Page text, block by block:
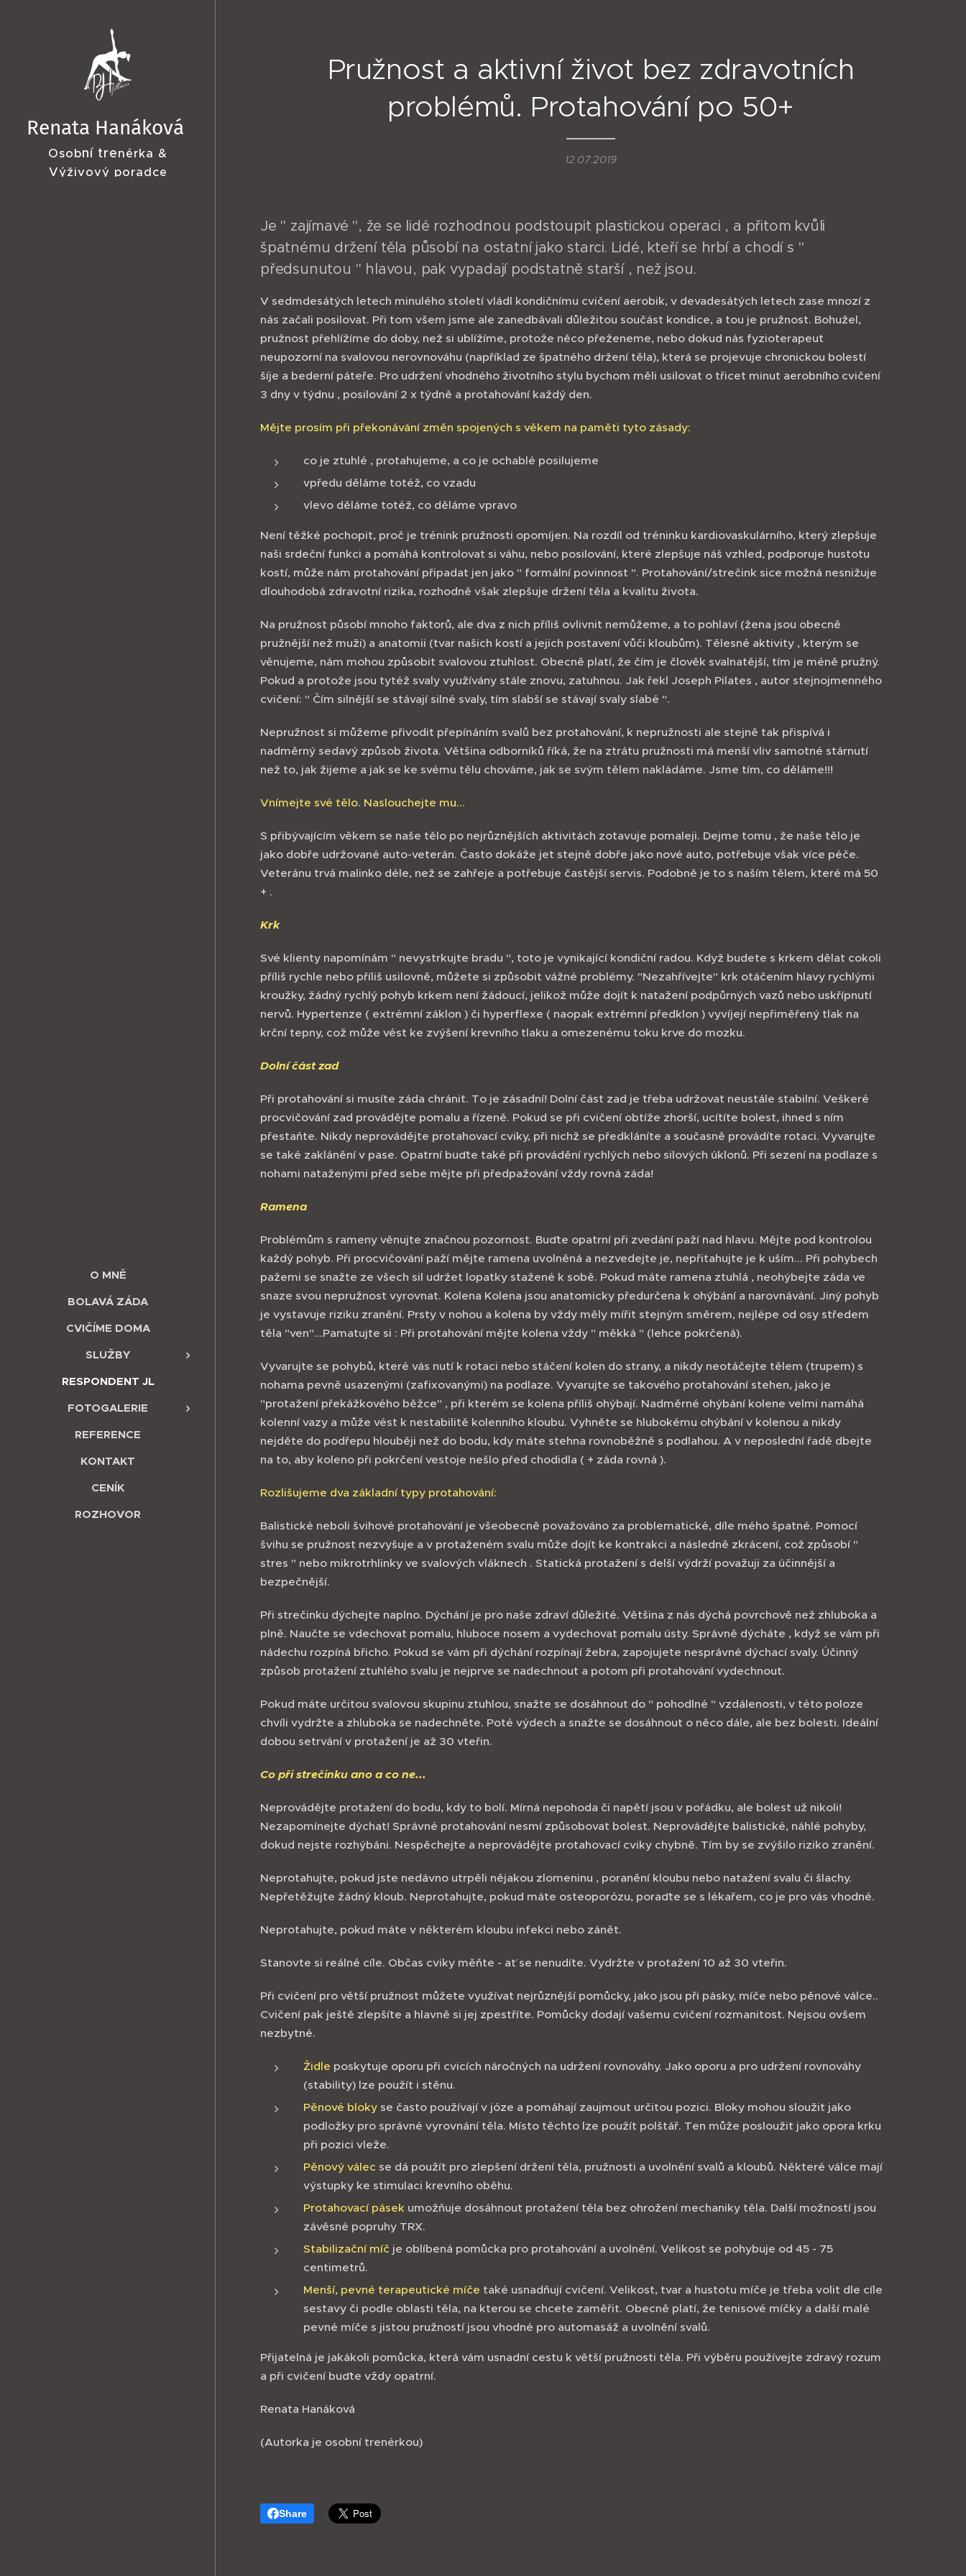
Renata Hanáková
Osobní trenérka &
Výživový poradce
O MNĚ
BOLAVÁ ZÁDA
CVIČÍME DOMA
SLUŽBY
RESPONDENT JL
FOTOGALERIE
REFERENCE
KONTAKT
CENÍK
ROZHOVOR
Pružnost a aktivní život bez zdravotních
problémů. Protahování po 50+
12.07.2019
Je " zajímavé ", že se lidé rozhodnou podstoupit plastickou operaci , a přitom kvůli
špatnému držení těla působí na ostatní jako starci. Lidé, kteří se hrbí a chodí s "
předsunutou " hlavou, pak vypadají podstatně starší , než jsou.
V sedmdesátých letech minulého století vládl kondičnímu cvičení aerobik, v devadesátých letech zase mnozí z
nás začali posilovat. Při tom všem jsme ale zanedbávali důležitou součást kondice, a tou je pružnost. Bohužel,
pružnost přehlížíme do doby, než si ublížíme, protože něco přeženeme, nebo dokud nás fyzioterapeut
neupozorní na svalovou nerovnováhu (například ze špatného držení těla), která se projevuje chronickou bolestí
šíje a bederní páteře. Pro udržení vhodného životního stylu bychom měli usilovat o třicet minut aerobního cvičení
3 dny v týdnu , posilování 2 x týdně a protahování každý den.
Mějte prosím při překonávání změn spojených s věkem na paměti tyto zásady:
co je ztuhlé , protahujeme, a co je ochablé posilujeme
vpředu děláme totéž, co vzadu
vlevo děláme totéž, co děláme vpravo
Není těžké pochopit, proč je trénink pružnosti opomíjen. Na rozdíl od tréninku kardiovaskulárního, který zlepšuje
naši srdeční funkci a pomáhá kontrolovat si váhu, nebo posilování, které zlepšuje náš vzhled, podporuje hustotu
kostí, může nám protahování připadat jen jako " formální povinnost ". Protahování/strečink sice možná nesnižuje
dlouhodobá zdravotní rizika, rozhodně však zlepšuje držení těla a kvalitu života.
Na pružnost působí mnoho faktorů, ale dva z nich příliš ovlivnit nemůžeme, a to pohlaví (žena jsou obecně
pružnější než muži) a anatomii (tvar našich kostí a jejich postavení vůči kloubům). Tělesné aktivity , kterým se
věnujeme, nám mohou způsobit svalovou ztuhlost. Obecně platí, že čím je člověk svalnatější, tím je méně pružný.
Pokud a protože jsou tytéž svaly využívány stále znovu, zatuhnou. Jak řekl Joseph Pilates , autor stejnojmenného
cvičení: " Čím silnější se stávají silné svaly, tím slabší se stávají svaly slabé ".
Nepružnost si můžeme přivodit přepínáním svalů bez protahování, k nepružnosti ale stejně tak přispívá i
nadměrný sedavý způsob života. Většina odborníků říká, že na ztrátu pružnosti má menší vliv samotné stárnutí
než to, jak žijeme a jak se ke svému tělu chováme, jak se svým tělem nakládáme. Jsme tím, co děláme!!!
Vnímejte své tělo. Naslouchejte mu...
S přibývajícím věkem se naše tělo po nejrůznějších aktivitách zotavuje pomaleji. Dejme tomu , že naše tělo je
jako dobře udržované auto-veterán. Často dokáže jet stejně dobře jako nové auto, potřebuje však více péče.
Veteránu trvá malinko déle, než se zahřeje a potřebuje častější servis. Podobně je to s naším tělem, které má 50
+ .
Krk
Své klienty napomínám " nevystrkujte bradu ", toto je vynikající kondiční radou. Když budete s krkem dělat cokoli
příliš rychle nebo příliš usilovně, můžete si způsobit vážné problémy. "Nezahřívejte" krk otáčením hlavy rychlými
kroužky, žádný rychlý pohyb krkem není žádoucí, jelikož může dojít k natažení podpůrných vazů nebo uskřípnutí
nervů. Hypertenze ( extrémní záklon ) či hyperflexe ( naopak extrémní předklon ) vyvíjejí nepřiměřený tlak na
krční tepny, což může vést ke zvýšení krevního tlaku a omezenému toku krve do mozku.
Dolní část zad
Při protahování si musíte záda chránit. To je zásadní! Dolní část zad je třeba udržovat neustále stabilní. Veškeré
procvičování zad provádějte pomalu a řízeně. Pokud se při cvičení obtíže zhorší, ucítíte bolest, ihned s ním
přestaňte. Nikdy neprovádějte protahovací cviky, při nichž se předkláníte a současně provádíte rotaci. Vyvarujte
se také zaklánění v pase. Opatrní buďte také při provádění rychlých nebo silových úklonů. Při sezení na podlaze s
nohami nataženými před sebe mějte při předpažování vždy rovná záda!
Ramena
Problémům s rameny věnujte značnou pozornost. Buďte opatrní při zvedání paží nad hlavu. Mějte pod kontrolou
každý pohyb. Při procvičování paží mějte ramena uvolněná a nezvedejte je, nepřitahujte je k uším... Při pohybech
pažemi se snažte ze všech sil udržet lopatky stažené k sobě. Pokud máte ramena ztuhlá , neohýbejte záda ve
snaze svou nepružnost vyrovnat. Kolena Kolena jsou anatomicky předurčena k ohýbání a narovnávání. Jiný pohyb
je vystavuje riziku zranění. Prsty v nohou a kolena by vždy měly mířit stejným směrem, nejlépe od osy středem
těla "ven"...Pamatujte si : Při protahování mějte kolena vždy " měkká " (lehce pokrčená).
Vyvarujte se pohybů, které vás nutí k rotaci nebo stáčení kolen do strany, a nikdy neotáčejte tělem (trupem) s
nohama pevně usazenými (zafixovanými) na podlaze. Vyvarujte se takového protahování stehen, jako je
"protažení překážkového běžce" , při kterém se kolena příliš ohýbají. Nadměrné ohýbání kolene velmi namáhá
kolenní vazy a může vést k nestabilitě kolenního kloubu. Vyhněte se hlubokému ohýbání v kolenou a nikdy
nejděte do podřepu hlouběji než do bodu, kdy máte stehna rovnoběžně s podlahou. A v neposlední řadě dbejte
na to, aby koleno při pokrčení vestoje nešlo před chodidla ( + záda rovná ).
Rozlišujeme dva základní typy protahování:
Balistické neboli švihové protahování je všeobecně považováno za problematické, díle mého špatné. Pomocí
švihu se pružnost nezvyšuje a v protaženém svalu může dojít ke kontrakci a následně zkrácení, což způsobí "
stres " nebo mikrotrhlinky ve svalových vláknech . Statická protažení s delší výdrží považuji za účinnější a
bezpečnější.
Při strečinku dýchejte naplno. Dýchání je pro naše zdraví důležité. Většina z nás dýchá povrchově než zhluboka a
plně. Naučte se vdechovat pomalu, hluboce nosem a vydechovat pomalu ústy. Správně dýcháte , když se vám při
nádechu rozpíná břicho. Pokud se vám při dýchání rozpínají žebra, zapojujete nesprávné dýchací svaly. Účinný
způsob protažení ztuhlého svalu je nejprve se nadechnout a potom při protahování vydechnout.
Pokud máte určitou svalovou skupinu ztuhlou, snažte se dosáhnout do " pohodlné " vzdálenosti, v této poloze
chvíli vydržte a zhluboka se nadechněte. Poté výdech a snažte se dosáhnout o něco dále, ale bez bolesti. Ideální
dobou setrvání v protažení je až 30 vteřin.
Co při strečinku ano a co ne...
Neprovádějte protažení do bodu, kdy to bolí. Mírná nepohoda či napětí jsou v pořádku, ale bolest už nikoli!
Nezapomínejte dýchat! Správné protahování nesmí způsobovat bolest. Neprovádějte balistické, náhlé pohyby,
dokud nejste rozhýbáni. Nespěchejte a neprovádějte protahovací cviky chybně. Tím by se zvýšilo riziko zranění.
Neprotahujte, pokud jste nedávno utrpěli nějakou zlomeninu , poranění kloubu nebo natažení svalu či šlachy.
Nepřetěžujte žádný kloub. Neprotahujte, pokud máte osteoporózu, poraďte se s lékařem, co je pro vás vhodné.
Neprotahujte, pokud máte v některém kloubu infekci nebo zánět.
Stanovte si reálné cíle. Občas cviky měňte - ať se nenudíte. Vydržte v protažení 10 až 30 vteřin.
Při cvičení pro větší pružnost můžete využívat nejrůznější pomůcky, jako jsou při pásky, míče nebo pěnové válce..
Cvičení pak ještě zlepšíte a hlavně si jej zpestříte. Pomůcky dodají vašemu cvičení rozmanitost. Nejsou ovšem
nezbytné.
Židle poskytuje oporu při cvicích náročných na udržení rovnováhy. Jako oporu a pro udržení rovnováhy
(stability) lze použít i stěnu.
Pěnové bloky se často používají v józe a pomáhají zaujmout určitou pozici. Bloky mohou sloužit jako
podložky pro správné vyrovnání těla. Místo těchto lze použít polštář. Ten může posloužit jako opora krku
při pozici vleže.
Pěnový válec se dá použít pro zlepšení držení těla, pružnosti a uvolnění svalů a kloubů. Některé válce mají
výstupky ke stimulaci krevního oběhu.
Protahovací pásek umožňuje dosáhnout protažení těla bez ohrožení mechaniky těla. Další možností jsou
závěsné popruhy TRX.
Stabilizační míč je oblíbená pomůcka pro protahování a uvolnění. Velikost se pohybuje od 45 - 75
centimetrů.
Menší, pevné terapeutické míče také usnadňují cvičení. Velikost, tvar a hustotu míče je třeba volit dle cíle
sestavy či podle oblasti těla, na kterou se chcete zaměřit. Obecně platí, že tenisové míčky a další malé
pevné míče s jistou pružností jsou vhodné pro automasáž a uvolnění svalů.
Přijatelná je jakákoli pomůcka, která vám usnadní cestu k větší pružnosti těla. Při výběru používejte zdravý rozum
a při cvičení buďte vždy opatrní.
Renata Hanáková
(Autorka je osobní trenérkou)
Share